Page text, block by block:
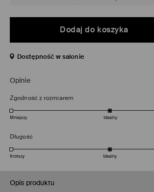
Dodaj do koszyka
Dostępność w salonie
Opinie
Zgodność z rozmiarem
Mniejszy Idealny
Długość
Krótszy Idealny
Opis produktu